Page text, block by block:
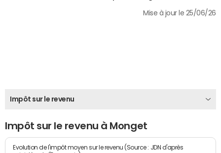
Mise à jour le 25/06/26
Impôt sur le revenu
Impôt sur le revenu à Monget
Evolution de l'impôt moyen sur le revenu (Source : JDN d'après